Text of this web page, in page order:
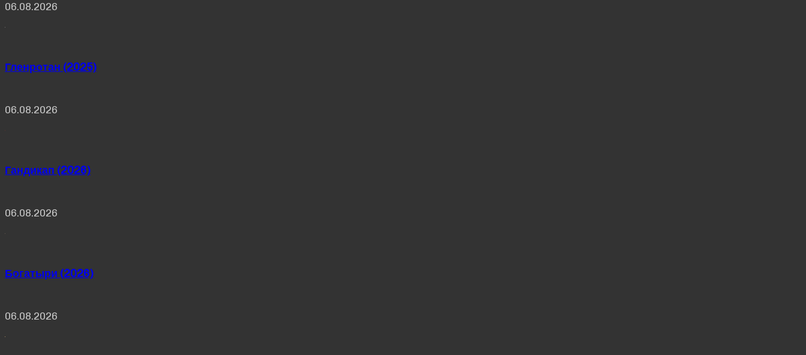
06.08.2026
Гленротан (2025)
06.08.2026
Гандикап (2026)
06.08.2026
Богатыри (2026)
06.08.2026